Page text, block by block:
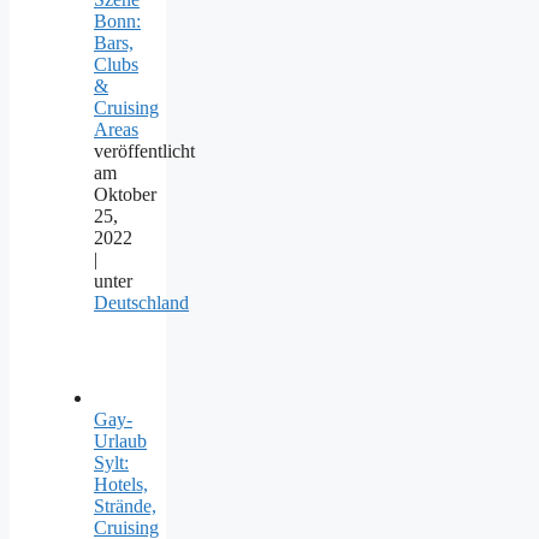
Bonn:
Bars,
Clubs
&
Cruising
Areas
veröffentlicht
am
Oktober
25,
2022
|
unter
Deutschland
Gay-
Urlaub
Sylt:
Hotels,
Strände,
Cruising